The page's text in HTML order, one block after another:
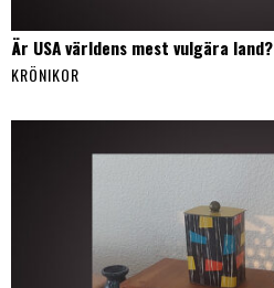
Är USA världens mest vulgära land?
KRÖNIKOR